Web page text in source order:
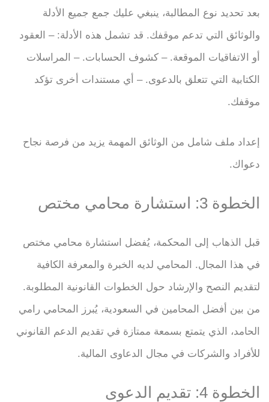
بعد تحديد نوع المطالبة، ينبغي عليك جمع جميع الأدلة
والوثائق التي تدعم موقفك. قد تشمل هذه الأدلة: – العقود
أو الاتفاقيات الموقعة. – كشوف الحسابات. – المراسلات
الكتابية التي تتعلق بالدعوى. – أي مستندات أخرى تؤكد
موقفك.
إعداد ملف شامل من الوثائق المهمة يزيد من فرصة نجاح
دعواك.
الخطوة 3: استشارة محامي مختص
قبل الذهاب إلى المحكمة، يُفضل استشارة محامي مختص
في هذا المجال. المحامي لديه الخبرة والمعرفة الكافية
لتقديم النصح والإرشاد حول الخطوات القانونية المطلوبة.
من بين أفضل المحامين في السعودية، يُبرز المحامي رامي
الحامد، الذي يتمتع بسمعة ممتازة في تقديم الدعم القانوني
للأفراد والشركات في مجال الدعاوى المالية.
الخطوة 4: تقديم الدعوى